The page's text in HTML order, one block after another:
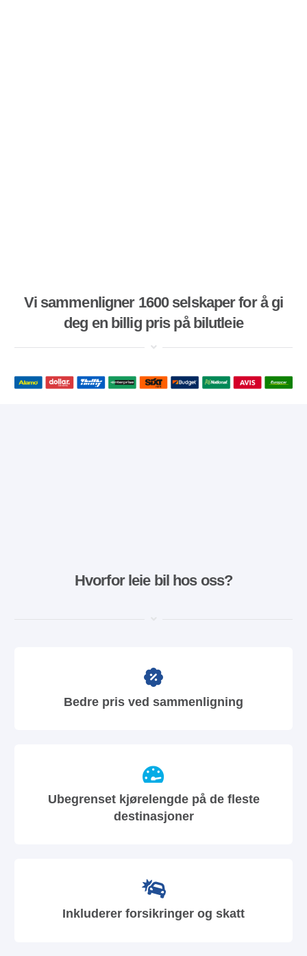
Vi sammenligner 1600 selskaper for å gi
deg en billig pris på bilutleie
Hvorfor leie bil hos oss?
Bedre pris ved sammenligning
Ubegrenset kjørelengde på de fleste
destinasjoner
Inkluderer forsikringer og skatt